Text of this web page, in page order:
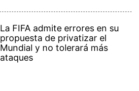
La FIFA admite errores en su
propuesta de privatizar el
Mundial y no tolerará más
ataques